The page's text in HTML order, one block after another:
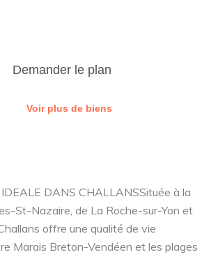
Demander le plan
Voir plus de biens
DANS CHALLANSSituée à la
St-Nazaire, de La Roche-sur-Yon et
offre une qualité de vie
Marais Breton-Vendéen et les plages